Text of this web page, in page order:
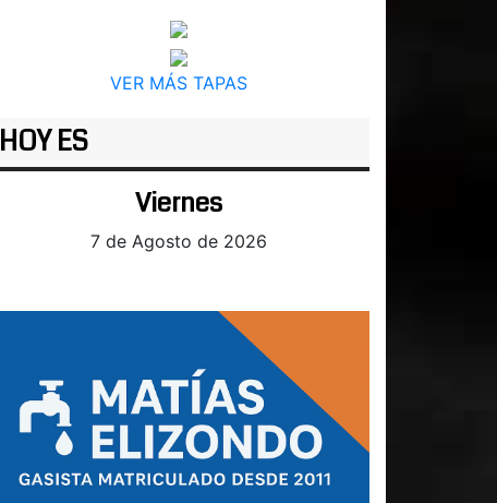
VER MÁS TAPAS
HOY ES
Viernes
7 de Agosto de 2026